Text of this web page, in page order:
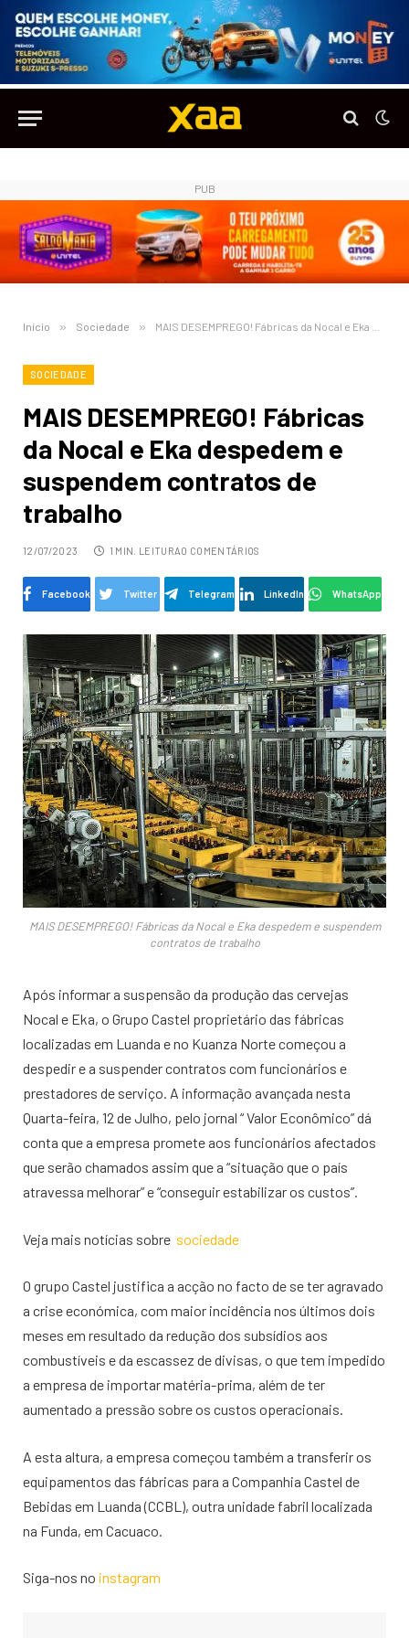
PUB
Início » Sociedade » MAIS DESEMPREGO! Fábricas da Nocal e Eka despedem e suspendem contratos de trabalho
SOCIEDADE
MAIS DESEMPREGO! Fábricas
da Nocal e Eka despedem e
suspendem contratos de
trabalho
12/07/2023 1 MIN. LEITURA0 COMENTÁRIOS
Facebook Twitter Telegram LinkedIn WhatsApp
MAIS DESEMPREGO! Fábricas da Nocal e Eka despedem e suspendem
contratos de trabalho
Após informar a suspensão da produção das cervejas
Nocal e Eka, o Grupo Castel proprietário das fábricas
localizadas em Luanda e no Kuanza Norte começou a
despedir e a suspender contratos com funcionários e
prestadores de serviço. A informação avançada nesta
Quarta-feira, 12 de Julho, pelo jornal “ Valor Econômico” dá
conta que a empresa promete aos funcionários afectados
que serão chamados assim que a “situação que o país
atravessa melhorar” e “conseguir estabilizar os custos”.
Veja mais notícias sobre sociedade
O grupo Castel justifica a acção no facto de se ter agravado
a crise económica, com maior incidência nos últimos dois
meses em resultado da redução dos subsídios aos
combustíveis e da escassez de divisas, o que tem impedido
a empresa de importar matéria-prima, além de ter
aumentado a pressão sobre os custos operacionais.
A esta altura, a empresa começou também a transferir os
equipamentos das fábricas para a Companhia Castel de
Bebidas em Luanda (CCBL), outra unidade fabril localizada
na Funda, em Cacuaco.
Siga-nos no instagram